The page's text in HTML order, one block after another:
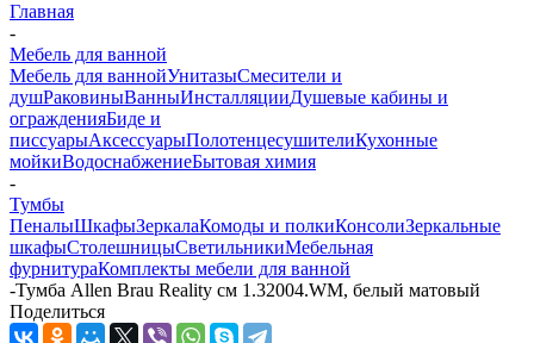
Главная
-
Мебель для ванной
Мебель для ваннойУнитазыСмесители и
душРаковиныВанныИнсталляцииДушевые кабины и
огражденияБиде и
писсуарыАксессуарыПолотенцесушителиКухонные
мойкиВодоснабжениеБытовая химия
-
Тумбы
ПеналыШкафыЗеркалаКомоды и полкиКонсолиЗеркальные
шкафыСтолешницыСветильникиМебельная
фурнитураКомплекты мебели для ванной
-Тумба Allen Brau Reality см 1.32004.WM, белый матовый
Поделиться